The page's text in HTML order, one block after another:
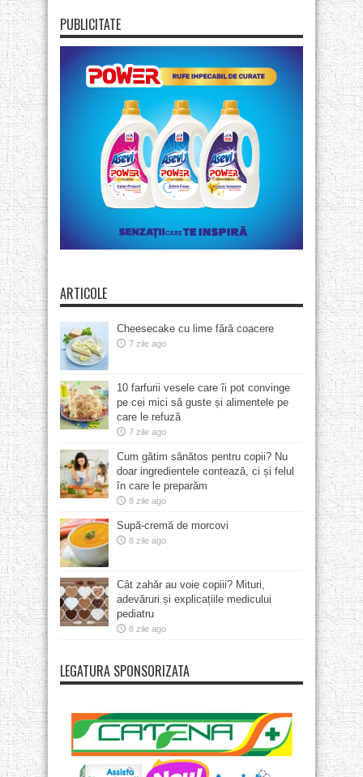
PUBLICITATE
ARTICOLE
Cheesecake cu lime fără coacere
7 zile ago
10 farfurii vesele care îi pot convinge
pe cei mici să guste și alimentele pe
care le refuză
7 zile ago
Cum gătim sănătos pentru copii? Nu
doar ingredientele contează, ci și felul
în care le preparăm
8 zile ago
Supă-cremă de morcovi
8 zile ago
Cât zahăr au voie copiii? Mituri,
adevăruri și explicațiile medicului
pediatru
8 zile ago
LEGATURA SPONSORIZATA